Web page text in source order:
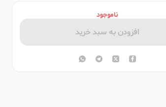
ناموجود
افزودن به سبد خرید